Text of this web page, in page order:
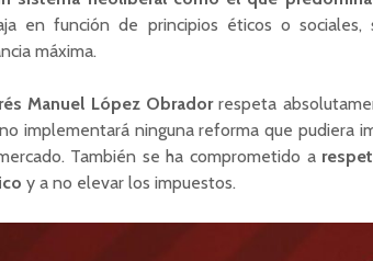
en función de principios éticos o
máxima.
Manuel López Obradorrespeta
implementará ninguna reforma que pudiera
También se ha comprometido a
y a no elevar los impuestos.